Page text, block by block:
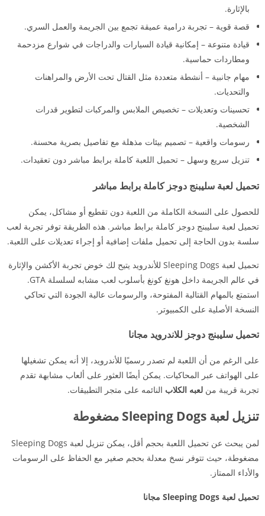
بالإثارة.
قصة قوية – تجربة درامية عميقة تجمع بين الجريمة والعمل السري.
قيادة متنوعة – إمكانية قيادة السيارات والدراجات في شوارع مزدحمة
ومطاردات حماسية.
مهام جانبية – أنشطة متعددة مثل القتال تحت الأرض والمراهنات
والتحديات.
تحسينات وتعديلات – تخصيص الملابس والمركبات لتطوير قدرات
الشخصية.
رسومات واقعية – تصميم بيئات مذهلة مع تفاصيل بصرية محسنة.
تنزيل سريع وسهل – تحميل اللعبة كاملة برابط مباشر دون تعقيدات.
تحميل لعبة سليبنج دوجز كاملة برابط مباشر
للحصول على النسخة الكاملة من اللعبة دون تقطيع أو مشاكل، يمكن
تحميل لعبة سليبنج دوجز كاملة برابط مباشر. هذه الطريقة توفر تجربة لعب
سلسة بدون الحاجة إلى تحميل ملفات إضافية أو إجراء تعديلات على اللعبة.
تحميل لعبة Sleeping Dogs للأندرويد يتيح لك خوض تجربة الأكشن والإثارة
في عالم الجريمة داخل هونغ كونغ بأسلوب لعب مشابه لسلسلة GTA.
استمتع بالمهام القتالية المفتوحة، والرسومات عالية الجودة التي تحاكي
النسخة الأصلية على الكمبيوتر.
تحميل سليبنج دوجز للاندرويد مجانا
على الرغم من أن اللعبة لم تصدر رسميًا للأندرويد، إلا أنه يمكن تشغيلها
على الهواتف عبر المحاكيات. يمكن أيضًا العثور على ألعاب مشابهة تقدم
تجربة قريبة من لعبه الكلاب النائمه على متجر التطبيقات.
تنزيل لعبة Sleeping Dogs مضغوطة
لمن يبحث عن تحميل اللعبة بحجم أقل، يمكن تنزيل لعبة Sleeping Dogs
مضغوطة، حيث تتوفر نسخ معدلة بحجم صغير مع الحفاظ على الرسومات
والأداء الممتاز.
تحميل لعبة Sleeping Dogs مجانا